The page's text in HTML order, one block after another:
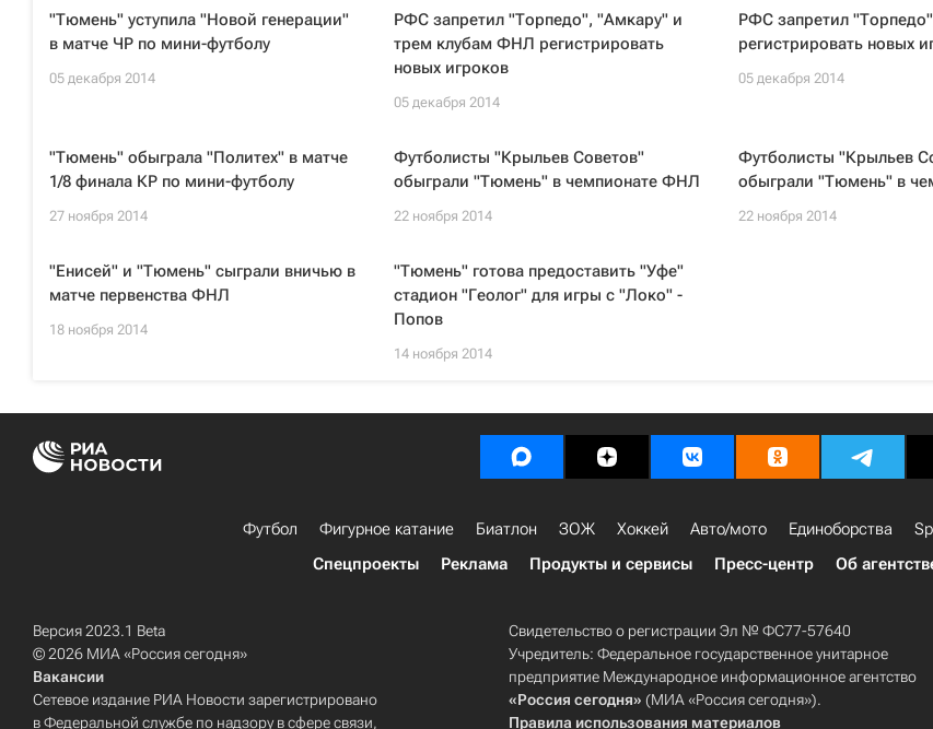
"Тюмень" уступила "Новой генерации"
в матче ЧР по мини-футболу
05 декабря 2014
РФС запретил "Торпедо", "Амкару" и
трем клубам ФНЛ регистрировать
новых игроков
05 декабря 2014
РФС запретил
регистрировать новых
05 декабря 2014
"Тюмень" обыграла "Политех" в матче
1/8 финала КР по мини-футболу
27 ноября 2014
Футболисты "Крыльев Советов"
обыграли "Тюмень" в чемпионате ФНЛ
22 ноября 2014
Футболисты "Крыльев
обыграли "Тюмень" в
22 ноября 2014
"Енисей" и "Тюмень" сыграли вничью в
матче первенства ФНЛ
18 ноября 2014
"Тюмень" готова предоставить "Уфе"
стадион "Геолог" для игры с "Локо" -
Попов
14 ноября 2014
Футбол Фигурное катание Биатлон ЗОЖ Хоккей Авто/мото Единоборства
Спецпроекты
Реклама Продукты и сервисы Пресс-центр Об
Версия 2023.1 Beta
© 2026 МИА «Россия сегодня»
Вакансии
Сетевое издание РИА Новости зарегистрировано
в Федеральной службе по надзору в сфере связи,
Свидетельство о регистрации Эл № ФС77-57640
Учредитель: Федеральное государственное унитарное
предприятие Международное информационное агентство
«Россия сегодня» (МИА «Россия сегодня»).
Правила использования материалов